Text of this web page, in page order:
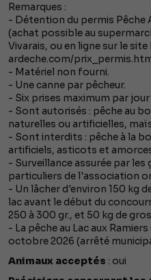
Remarques :
- Détention du permis Pêche
(achat possible au
Vivarais, ou en ligne sur le
ardeche.com/
- Matériel non fourni.
- Une canne par pêcheur.
- Six prises maximum par
- Sont autorisés : pêche au
naturelles ou artificielles,
- Sont interdits : pêche à la
artificiels, asticots et
- Surveillance assurée par les
particuliers de l'association
- Un lâcher d'environ 150 kg
lac avant le début du
250 à 300 gr., et 50 kg de
- La pêche au Lac aux
octobre 2026 (arrêté
Animaux acceptés : oui